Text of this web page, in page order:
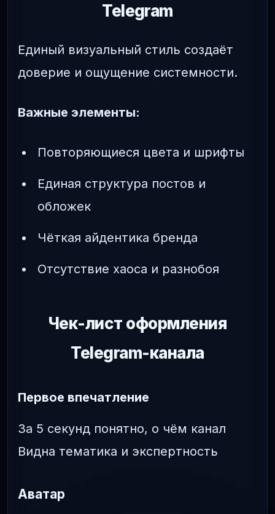
Telegram
Единый визуальный стиль создаёт
доверие и ощущение системности.
Важные элементы:
Повторяющиеся цвета и шрифты
Единая структура постов и
обложек
Чёткая айдентика бренда
Отсутствие хаоса и разнобоя
Чек-лист оформления
Telegram-канала
Первое впечатление
За 5 секунд понятно, о чём канал
Видна тематика и экспертность
Аватар